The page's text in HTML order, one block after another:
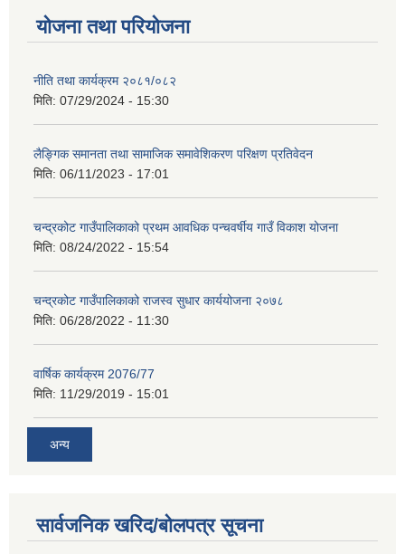
योजना तथा परियोजना
नीति तथा कार्यक्रम २०८१/०८२
मिति: 07/29/2024 - 15:30
लैङ्गिक समानता तथा सामाजिक समावेशिकरण परिक्षण प्रतिवेदन
मिति: 06/11/2023 - 17:01
चन्द्रकोट गाउँपालिकाको प्रथम आवधिक पन्चवर्षीय गाउँ विकाश योजना
मिति: 08/24/2022 - 15:54
चन्द्रकोट गाउँपालिकाको राजस्व सुधार कार्ययोजना २०७८
मिति: 06/28/2022 - 11:30
वार्षिक कार्यक्रम 2076/77
मिति: 11/29/2019 - 15:01
अन्य
सार्वजनिक खरिद/बोलपत्र सूचना